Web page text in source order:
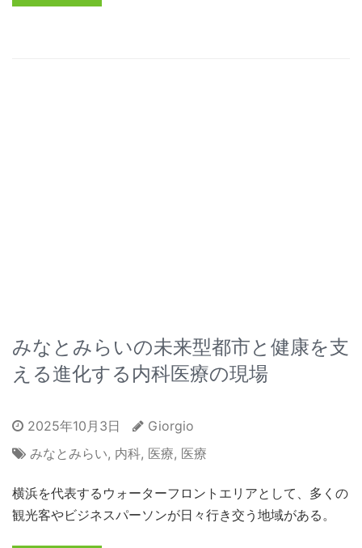
みなとみらいの未来型都市と健康を支
える進化する内科医療の現場
2025年10月3日
Giorgio
みなとみらい, 内科, 医療, 医療
横浜を代表するウォーターフロントエリアとして、多くの
観光客やビジネスパーソンが日々行き交う地域がある。